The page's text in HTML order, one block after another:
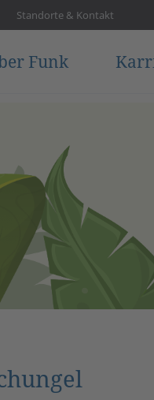
Standorte & Kontakt
Funk